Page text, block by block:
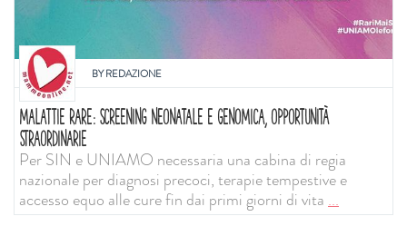
BYREDAZIONE
MALATTIE RARE: SCREENING NEONATALE E GENOMICA, OPPORTUNITÀ
STRAORDINARIE
Per SIN e UNIAMO necessaria una cabina di regia
nazionale per diagnosi precoci, terapie tempestive e
accesso equo alle cure fin dai primi giorni di vita ...